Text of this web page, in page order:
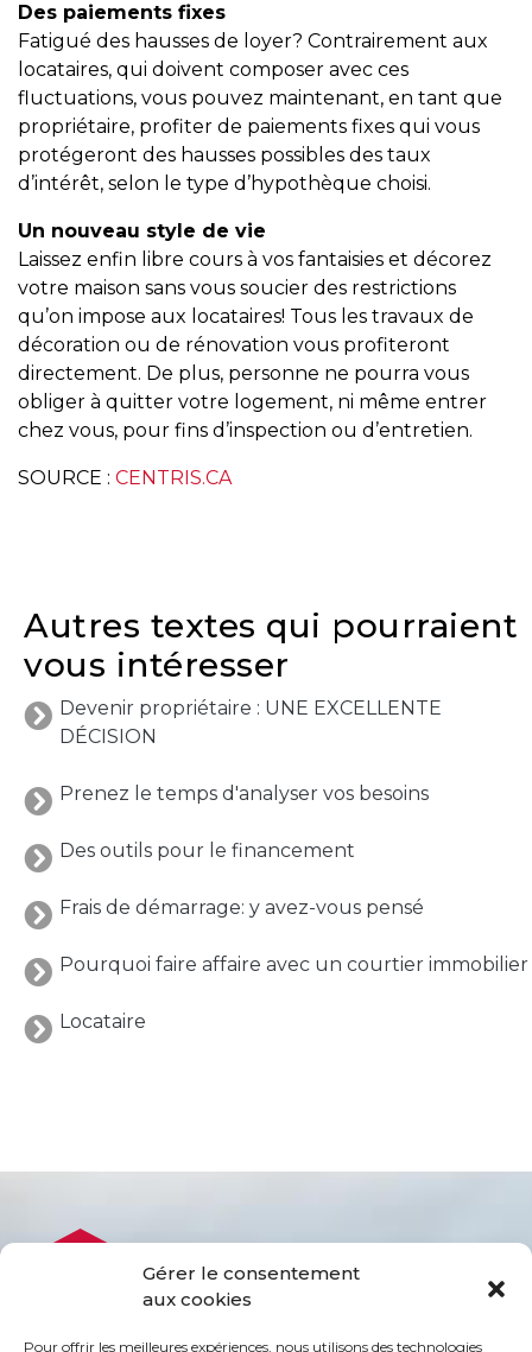
Gérer le consentement
aux cookies
Pour offrir les meilleures expériences, nous utilisons des technologies
VENDRE
affaire
avec
un
courtier
immobilier
Prenez
temps
d’analyser
vos
besoins
Avec
un
immobilier,
vous
bien
Le
courtier
immobilier
votre
chemin
vers
Le
Des paiements fixes
Fatigué des hausses de loyer? Contrairement aux
locataires, qui doivent composer avec ces
fluctuations, vous pouvez maintenant, en tant que
propriétaire, profiter de paiements fixes qui vous
protégeront des hausses possibles des taux
d’intérêt, selon le type d’hypothèque choisi.
Un nouveau style de vie
Laissez enfin libre cours à vos fantaisies et décorez
votre maison sans vous soucier des restrictions
qu’on impose aux locataires! Tous les travaux de
décoration ou de rénovation vous profiteront
directement. De plus, personne ne pourra vous
obliger à quitter votre logement, ni même entrer
chez vous, pour fins d’inspection ou d’entretien.
SOURCE : CENTRIS.CA
Autres textes qui pourraient
vous intéresser
Devenir propriétaire : UNE EXCELLENTE
DÉCISION
Prenez le temps d'analyser vos besoins
Des outils pour le financement
Frais de démarrage: y avez-vous pensé
Pourquoi faire affaire avec un courtier immobilier
Locataire